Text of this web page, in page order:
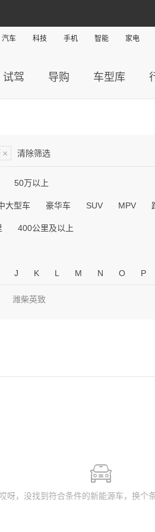
汽车 科技 手机 智能 家电
试驾 导购 车型库
× 清除筛选
50万以上
大型车 豪华车 SUV MPV
400公里及以上
J K L M N O P
潍柴英致
哎呀，没找到符合条件的新能源车，换个